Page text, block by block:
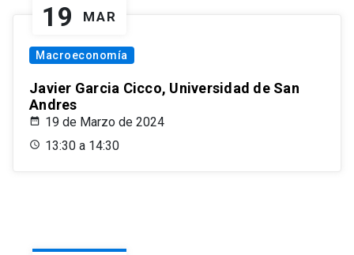
19 MAR
Macroeconomía
Javier Garcia Cicco, Universidad de San
Andres
19 de Marzo de 2024
13:30 a 14:30